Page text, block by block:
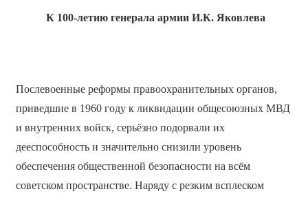
К 100-летию генерала армии И.К. Яковлева
Послевоенные реформы правоохранительных органов,
приведшие в 1960 году к ликвидации общесоюзных МВД
и внутренних войск, серьёзно подорвали их
дееспособность и значительно снизили уровень
обеспечения общественной безопасности на всём
советском пространстве. Наряду с резким всплеском